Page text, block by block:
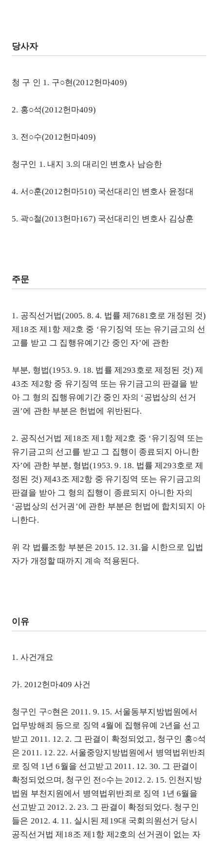
당사자
청 구 인 1. 구○현(2012헌마409)
2. 홍○석(2012헌마409)
3. 전○수(2012헌마409)
청구인 1. 내지 3.의 대리인 변호사 남승한
4. 서○훈(2012헌마510) 국선대리인 변호사 윤정대
5. 곽○철(2013헌마167) 국선대리인 변호사 김상훈
주문
1. 공직선거법(2005. 8. 4. 법률 제7681호로 개정된 것)
제18조 제1항 제2호 중 ‘유기징역 또는 유기금고의 선
고를 받고 그 집행유예기간 중인 자’에 관한
부분, 형법(1953. 9. 18. 법률 제293호로 제정된 것) 제
43조 제2항 중 유기징역 또는 유기금고의 판결을 받
아 그 형의 집행유예기간 중인 자의 ‘공법상의 선거
권’에 관한 부분은 헌법에 위반된다.
2. 공직선거법 제18조 제1항 제2호 중 ‘유기징역 또는
유기금고의 선고를 받고 그 집행이 종료되지 아니한
자’에 관한 부분, 형법(1953. 9. 18. 법률 제293호로 제
정된 것) 제43조 제2항 중 유기징역 또는 유기금고의
판결을 받아 그 형의 집행이 종료되지 아니한 자의
‘공법상의 선거권’에 관한 부분은 헌법에 합치되지 아
니한다.
위 각 법률조항 부분은 2015. 12. 31.을 시한으로 입법
자가 개정할 때까지 계속 적용된다.
이유
1. 사건개요
가. 2012헌마409 사건
청구인 구○현은 2011. 9. 15. 서울동부지방법원에서
업무방해죄 등으로 징역 4월에 집행유예 2년을 선고
받고 2011. 12. 2. 그 판결이 확정되었고, 청구인 홍○석
은 2011. 12. 22. 서울중앙지방법원에서 병역법위반죄
로 징역 1년 6월을 선고받고 2011. 12. 30. 그 판결이
확정되었으며, 청구인 전○수는 2012. 2. 15. 인천지방
법원 부천지원에서 병역법위반죄로 징역 1년 6월을
선고받고 2012. 2. 23. 그 판결이 확정되었다. 청구인
들은 2012. 4. 11. 실시된 제19대 국회의원선거 당시
공직선거법 제18조 제1항 제2호의 선거권이 없는 자